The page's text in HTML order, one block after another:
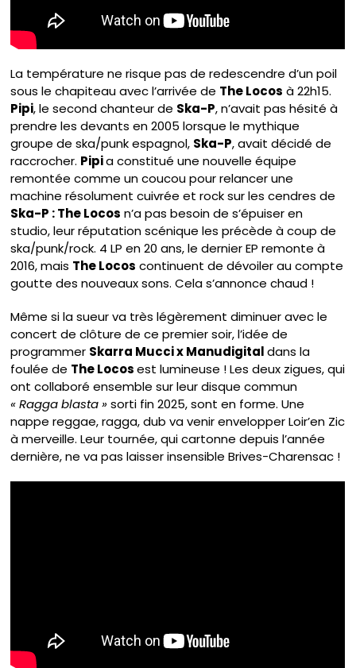
La température ne risque pas de redescendre d’un poil
sous le chapiteau avec l’arrivée de The Locos à 22h15.
Pipi, le second chanteur de Ska-P, n’avait pas hésité à
prendre les devants en 2005 lorsque le mythique
groupe de ska/punk espagnol, Ska-P, avait décidé de
raccrocher. Pipia constitué une nouvelle équipe
remontée comme un coucou pour relancer une
machine résolument cuivrée et rock sur les cendres de
Ska-P : The Locos n’a pas besoin de s’épuiser en
studio, leur réputation scénique les précède à coup de
ska/punk/rock. 4 LP en 20 ans, le dernier EP remonte à
2016, mais The Locos continuent de dévoiler au compte
goutte des nouveaux sons. Cela s’annonce chaud !
Même si la sueur va très légèrement diminuer avec le
concert de clôture de ce premier soir, l’idée de
programmer Skarra Mucci x Manudigitaldans la
foulée de The Locosest lumineuse ! Les deux zigues, qui
ont collaboré ensemble sur leur disque commun
« Ragga blasta »sorti fin 2025, sont en forme. Une
nappe reggae, ragga, dub va venir envelopper Loir’en Zic
à merveille. Leur tournée, qui cartonne depuis l’année
dernière, ne va pas laisser insensible Brives-Charensac !